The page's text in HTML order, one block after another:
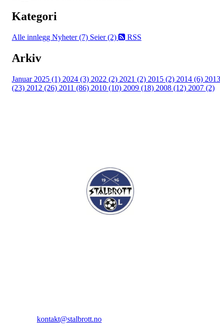
Kategori
Alle innlegg Nyheter (7) Seier (2) RSS
Arkiv
Januar 2025 (1) 2024 (3) 2022 (2) 2021 (2) 2015 (2) 2014 (6) 2013
(23) 2012 (26) 2011 (86) 2010 (10) 2009 (18) 2008 (12) 2007 (2)
kontakt@stalbrott.no